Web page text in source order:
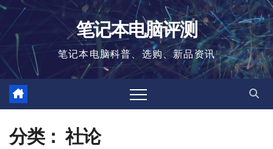
跳
至
笔记本电脑评测
笔记本电脑科普、选购、新品资讯
分类：社论